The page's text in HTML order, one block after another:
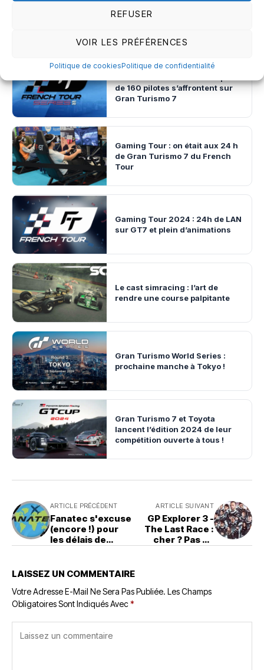
REFUSER
VOIR LES PRÉFÉRENCES
Politique de cookiesPolitique de confidentialité
de 160 pilotes s’affrontent sur
Gran Turismo 7
Gaming Tour : on était aux 24 h
de Gran Turismo 7 du French
Tour
Gaming Tour 2024 : 24h de LAN
sur GT7 et plein d’animations
Le cast simracing : l’art de
rendre une course palpitante
Gran Turismo World Series :
prochaine manche à Tokyo !
Gran Turismo 7 et Toyota
lancent l’édition 2024 de leur
compétition ouverte à tous !
ARTICLE PRÉCÉDENT
Fanatec s'excuse
(encore !) pour
les délais de
ARTICLE SUIVANT
GP Explorer 3 -
The Last Race :
cher ? Pas de
LAISSEZ UN COMMENTAIRE
Votre Adresse E-Mail Ne Sera Pas Publiée. Les Champs
Obligatoires Sont Indiqués Avec*